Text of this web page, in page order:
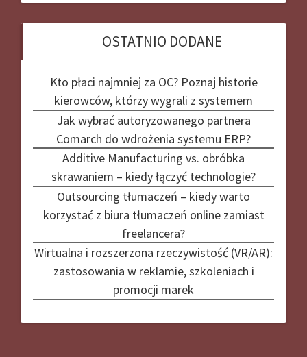
OSTATNIO DODANE
Kto płaci najmniej za OC? Poznaj historie
kierowców, którzy wygrali z systemem
Jak wybrać autoryzowanego partnera
Comarch do wdrożenia systemu ERP?
Additive Manufacturing vs. obróbka
skrawaniem – kiedy łączyć technologie?
Outsourcing tłumaczeń – kiedy warto
korzystać z biura tłumaczeń online zamiast
freelancera?
Wirtualna i rozszerzona rzeczywistość (VR/AR):
zastosowania w reklamie, szkoleniach i
promocji marek